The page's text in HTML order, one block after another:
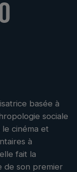
basée à
sociale
cinéma et
à
fait la
de son premier